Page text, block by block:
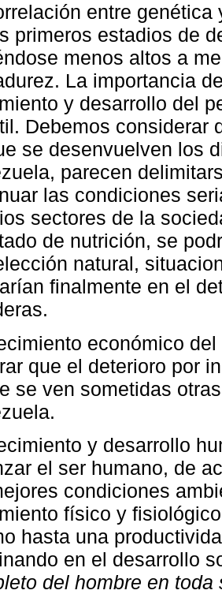
entre
primeros estadios de
menos altos a
La importancia
y desarrollo del
Debemos considerar
se desenvuelven los
parecen
las condiciones
sectores de la
de nutrición, se
natural,
finalmente en el
económico
que el deterioro por
se ven sometidas
y desarrollo
el ser humano, de
condiciones
físico y
hasta una
en el desarrollo
del hombre en